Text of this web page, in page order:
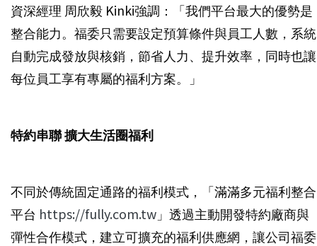
資深經理 周欣毅 Kinki強調：「我們平台最大的優勢是
整合能力。福委只需要設定預算條件與員工人數，系統
自動完成發放與核銷，節省人力、提升效率，同時也讓
每位員工享有專屬的福利方案。」
特約串聯 擴大生活圈福利
不同於傳統固定通路的福利模式，「滿滿多元福利整合
平台 https://fully.com.tw 」透過主動開發特約廠商與
彈性合作模式，建立可擴充的福利供應網，讓公司福委